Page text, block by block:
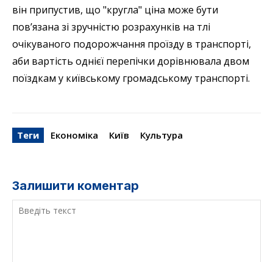
він припустив, що "кругла" ціна може бути
пов’язана зі зручністю розрахунків на тлі
очікуваного подорожчання проїзду в транспорті,
аби вартість однієї перепічки дорівнювала двом
поїздкам у київському громадському транспорті.
Теги Економіка Київ Культура
Залишити коментар